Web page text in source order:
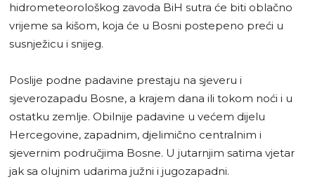
hidrometeorološkog zavoda BiH sutra će biti oblačno
vrijeme sa kišom, koja će u Bosni postepeno preći u
susnježicu i snijeg.
Poslije podne padavine prestaju na sjeveru i
sjeverozapadu Bosne, a krajem dana ili tokom noći i u
ostatku zemlje. Obilnije padavine u većem dijelu
Hercegovine, zapadnim, djelimično centralnim i
sjevernim područjima Bosne. U jutarnjim satima vjetar
jak sa olujnim udarima južni i jugozapadni.